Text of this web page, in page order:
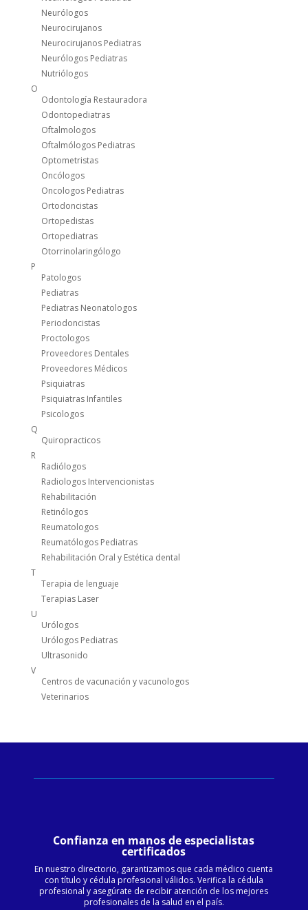
Neurólogos
Neurocirujanos
Neurocirujanos Pediatras
Neurólogos Pediatras
Nutriólogos
O
Odontología Restauradora
Odontopediatras
Oftalmologos
Oftalmólogos Pediatras
Optometristas
Oncólogos
Oncologos Pediatras
Ortodoncistas
Ortopedistas
Ortopediatras
Otorrinolaringólogo
P
Patologos
Pediatras
Pediatras Neonatologos
Periodoncistas
Proctologos
Proveedores Dentales
Proveedores Médicos
Psiquiatras
Psiquiatras Infantiles
Psicologos
Q
Quiropracticos
R
Radiólogos
Radiologos Intervencionistas
Rehabilitación
Retinólogos
Reumatologos
Reumatólogos Pediatras
Rehabilitación Oral y Estética dental
T
Terapia de lenguaje
Terapias Laser
U
Urólogos
Urólogos Pediatras
Ultrasonido
V
Centros de vacunación y vacunologos
Veterinarios
Confianza en manos de especialistas
certificados
En nuestro directorio, garantizamos que cada médico cuenta
con título y cédula profesional válidos. Verifica la cédula
profesional y asegúrate de recibir atención de los mejores
profesionales de la salud en el país.